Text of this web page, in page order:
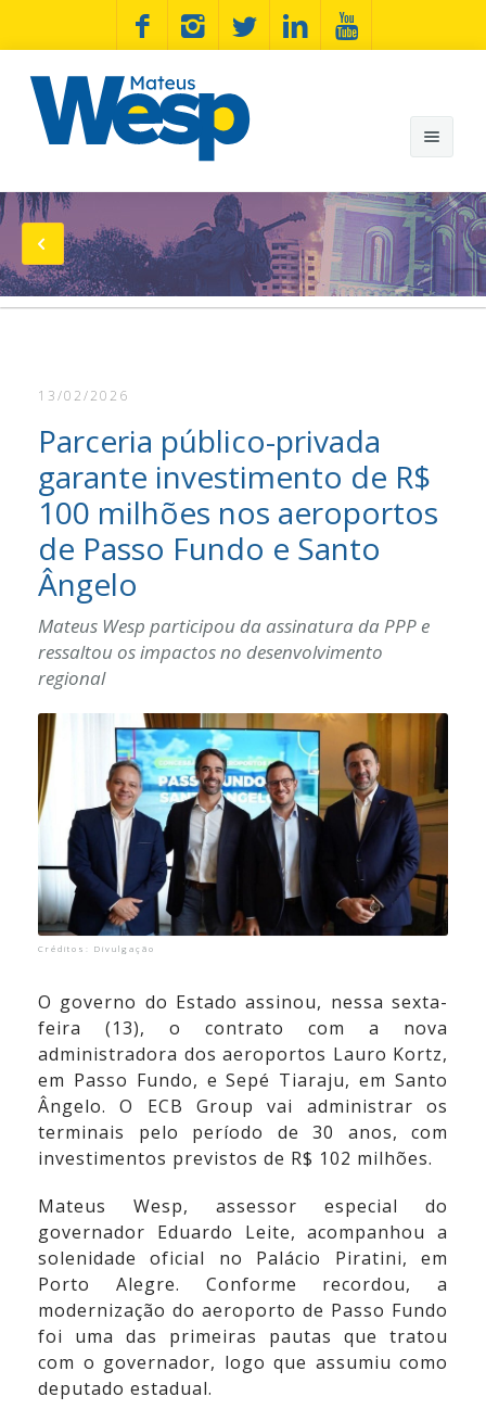
Mateus Wesp
Notícias
Artigos
Fotos
Vídeos
Contato
13/02/2026
Parceria público-privada
garante investimento de R$
100 milhões nos aeroportos
de Passo Fundo e Santo
Ângelo
Mateus Wesp participou da assinatura da PPP e
ressaltou os impactos no desenvolvimento
regional
Créditos: Divulgação
O governo do Estado assinou, nessa sexta-
feira (13), o contrato com a nova
administradora dos aeroportos Lauro Kortz,
em Passo Fundo, e Sepé Tiaraju, em Santo
Ângelo. O ECB Group vai administrar os
terminais pelo período de 30 anos, com
investimentos previstos de R$ 102 milhões.
Mateus Wesp, assessor especial do
governador Eduardo Leite, acompanhou a
solenidade oficial no Palácio Piratini, em
Porto Alegre. Conforme recordou, a
modernização do aeroporto de Passo Fundo
foi uma das primeiras pautas que tratou
com o governador, logo que assumiu como
deputado estadual.